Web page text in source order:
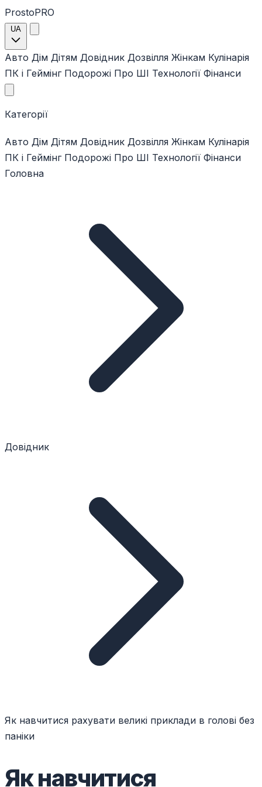
ProstoPRO
UA
Авто Дім Дітям Довідник Дозвілля Жінкам Кулінарія
ПК і Геймінг Подорожі Про ШІ Технології Фінанси
Категорії
Авто Дім Дітям Довідник Дозвілля Жінкам Кулінарія
ПК і Геймінг Подорожі Про ШІ Технології Фінанси
Головна
Довідник
Як навчитися рахувати великі приклади в голові без
паніки
Як навчитися